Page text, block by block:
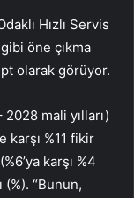
Hızlı Servis
öne çıkma
olarak görüyor.
mali yılları)
karşı %11 fikir
karşı %4
“Bunun,